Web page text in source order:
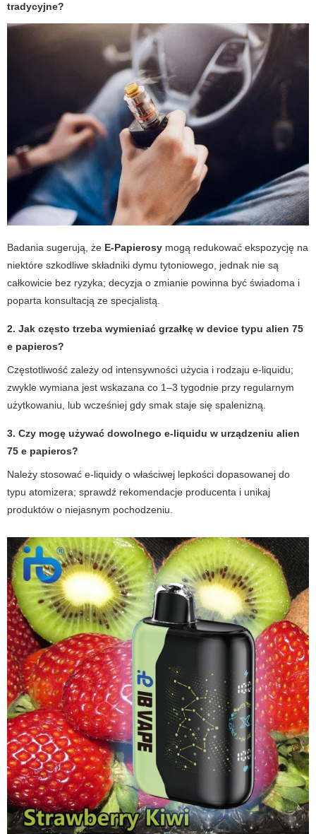
tradycyjne?
Badania sugerują, że E-Papierosy mogą redukować ekspozycję na
niektóre szkodliwe składniki dymu tytoniowego, jednak nie są
całkowicie bez ryzyka; decyzja o zmianie powinna być świadoma i
poparta konsultacją ze specjalistą.
2. Jak często trzeba wymieniać grzałkę w device typu alien 75
e papieros?
Częstotliwość zależy od intensywności użycia i rodzaju e-liquidu;
zwykle wymiana jest wskazana co 1–3 tygodnie przy regularnym
użytkowaniu, lub wcześniej gdy smak staje się spalenizną.
3. Czy mogę używać dowolnego e-liquidu w urządzeniu alien
75 e papieros?
Należy stosować e-liquidy o właściwej lepkości dopasowanej do
typu atomizera; sprawdź rekomendacje producenta i unikaj
produktów o niejasnym pochodzeniu.